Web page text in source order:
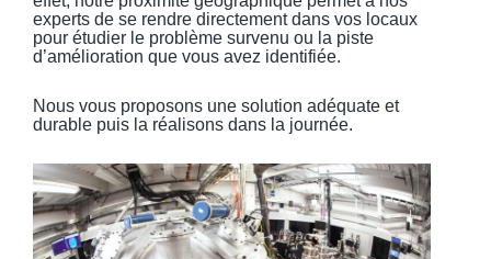
experts de se rendre directement dans vos locaux
pour étudier le problème survenu ou la piste
d’amélioration que vous avez identifiée.
Nous vous proposons une solution adéquate et
durable puis la réalisons dans la journée.